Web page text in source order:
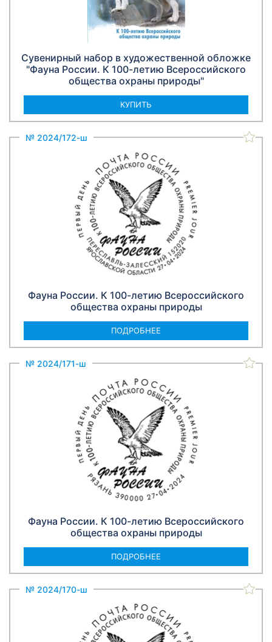
Сувенирный набор в художественной обложке
"Фауна России. К 100-летию Всероссийского
общества охраны природы"
КУПИТЬ
№ 2024/172-ш
Фауна России. К 100-летию Всероссийского
общества охраны природы
ПОДРОБНЕЕ
№ 2024/171-ш
Фауна России. К 100-летию Всероссийского
общества охраны природы
ПОДРОБНЕЕ
№ 2024/170-ш